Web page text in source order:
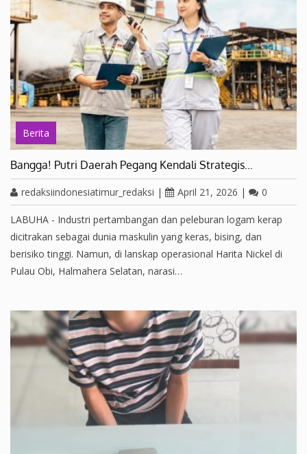
Berita
Bangga! Putri Daerah Pegang Kendali Strategis…
redaksiindonesiatimur_redaksi | April 21, 2026 | 0
LABUHA - Industri pertambangan dan peleburan logam kerap
dicitrakan sebagai dunia maskulin yang keras, bising, dan
berisiko tinggi. Namun, di lanskap operasional Harita Nickel di
Pulau Obi, Halmahera Selatan, narasi…